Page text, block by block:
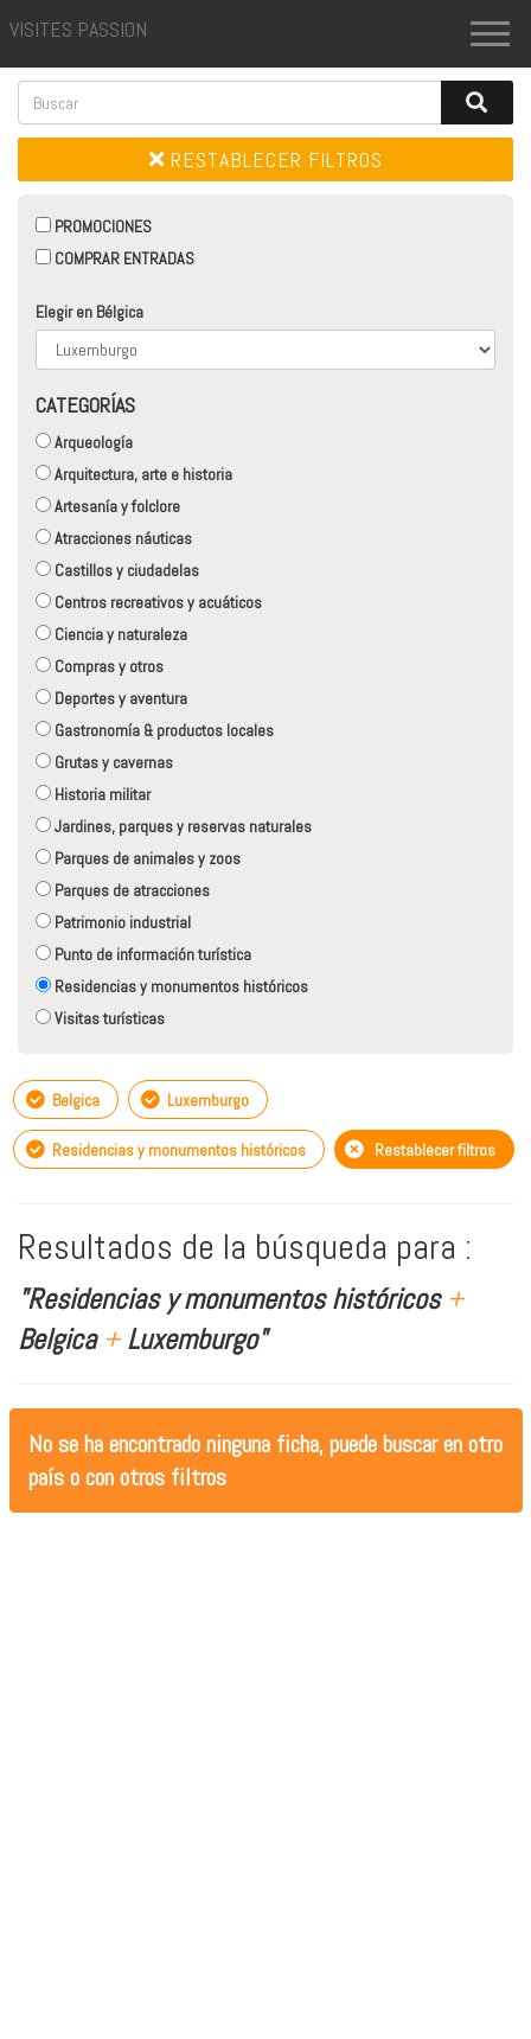
VISITES PASSION
RESTABLECER FILTROS
PROMOCIONES
COMPRAR ENTRADAS
Elegir en Bélgica
CATEGORÍAS
Arqueología
Arquitectura, arte e historia
Artesanía y folclore
Atracciones náuticas
Castillos y ciudadelas
Centros recreativos y acuáticos
Ciencia y naturaleza
Compras y otros
Deportes y aventura
Gastronomía & productos locales
Grutas y cavernas
Historia militar
Jardines, parques y reservas naturales
Parques de animales y zoos
Parques de atracciones
Patrimonio industrial
Punto de información turística
Residencias y monumentos históricos
Visitas turísticas
Belgica Luxemburgo
Residencias y monumentos históricos Restablecer filtros
Resultados de la búsqueda para :
"Residencias y monumentos históricos +
Belgica +Luxemburgo"
No se ha encontrado ninguna ficha, puede buscar en otro
país o con otros filtros